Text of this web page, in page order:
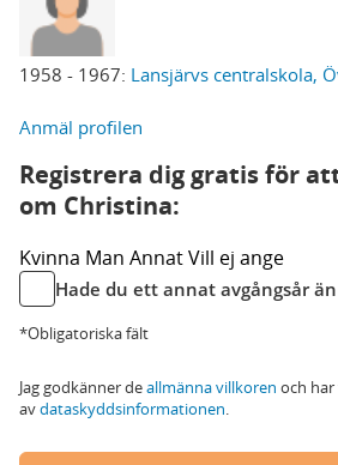
1958 - 1967: Lansjärvs centralskola,
Anmäl profilen
Registrera dig gratis för
om Christina:
Kvinna Man AnnatVill ej ange
Hade du ett annat avgångsår
*Obligatoriska fält
Jag godkänner deallmänna villkoren och
avdataskyddsinformationen.